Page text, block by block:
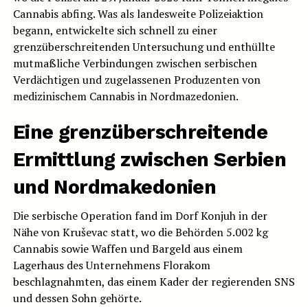
Cannabis abfing. Was als landesweite Polizeiaktion
begann, entwickelte sich schnell zu einer
grenzüberschreitenden Untersuchung und enthüllte
mutmaßliche Verbindungen zwischen serbischen
Verdächtigen und zugelassenen Produzenten von
medizinischem Cannabis in Nordmazedonien.
Eine grenzüberschreitende
Ermittlung zwischenSerbien
und Nordmakedonien
Die serbische Operation fand im Dorf Konjuh in der
Nähe von Kruševac statt, wo die Behörden 5.002 kg
Cannabis sowie Waffen und Bargeld aus einem
Lagerhaus des Unternehmens Florakom
beschlagnahmten, das einem Kader der regierenden SNS
und dessen Sohn gehörte.